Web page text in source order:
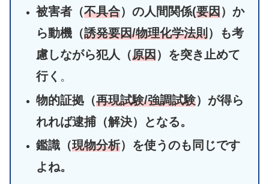
被害者（不具合）の人間関係(要因）か
ら動機（誘発要因/物理化学法則）も考
慮しながら犯人（原因）を突き止めて
行く 。
物的証拠（再現試験/強調試験）が得ら
れれば逮捕（解決）となる。
鑑識（現物分析）を使うのも同じです
よね。